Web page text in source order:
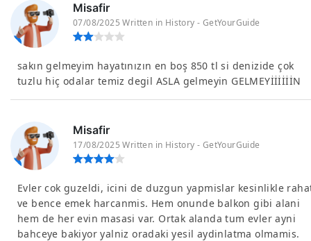
Misafir
07/08/2025 Written in History - GetYourGuide
sakın gelmeyim hayatınızın en boş 850 tl si denizide çok
tuzlu hiç odalar temiz degil ASLA gelmeyin GELMEYİİİİİİN
Misafir
17/08/2025 Written in History - GetYourGuide
Evler cok guzeldi, icini de duzgun yapmislar kesinlikle
ve bence emek harcanmis. Hem onunde balkon gibi alani
hem de her evin masasi var. Ortak alanda tum evler ayni
bahceye bakiyor yalniz oradaki yesil aydinlatma olmamis.